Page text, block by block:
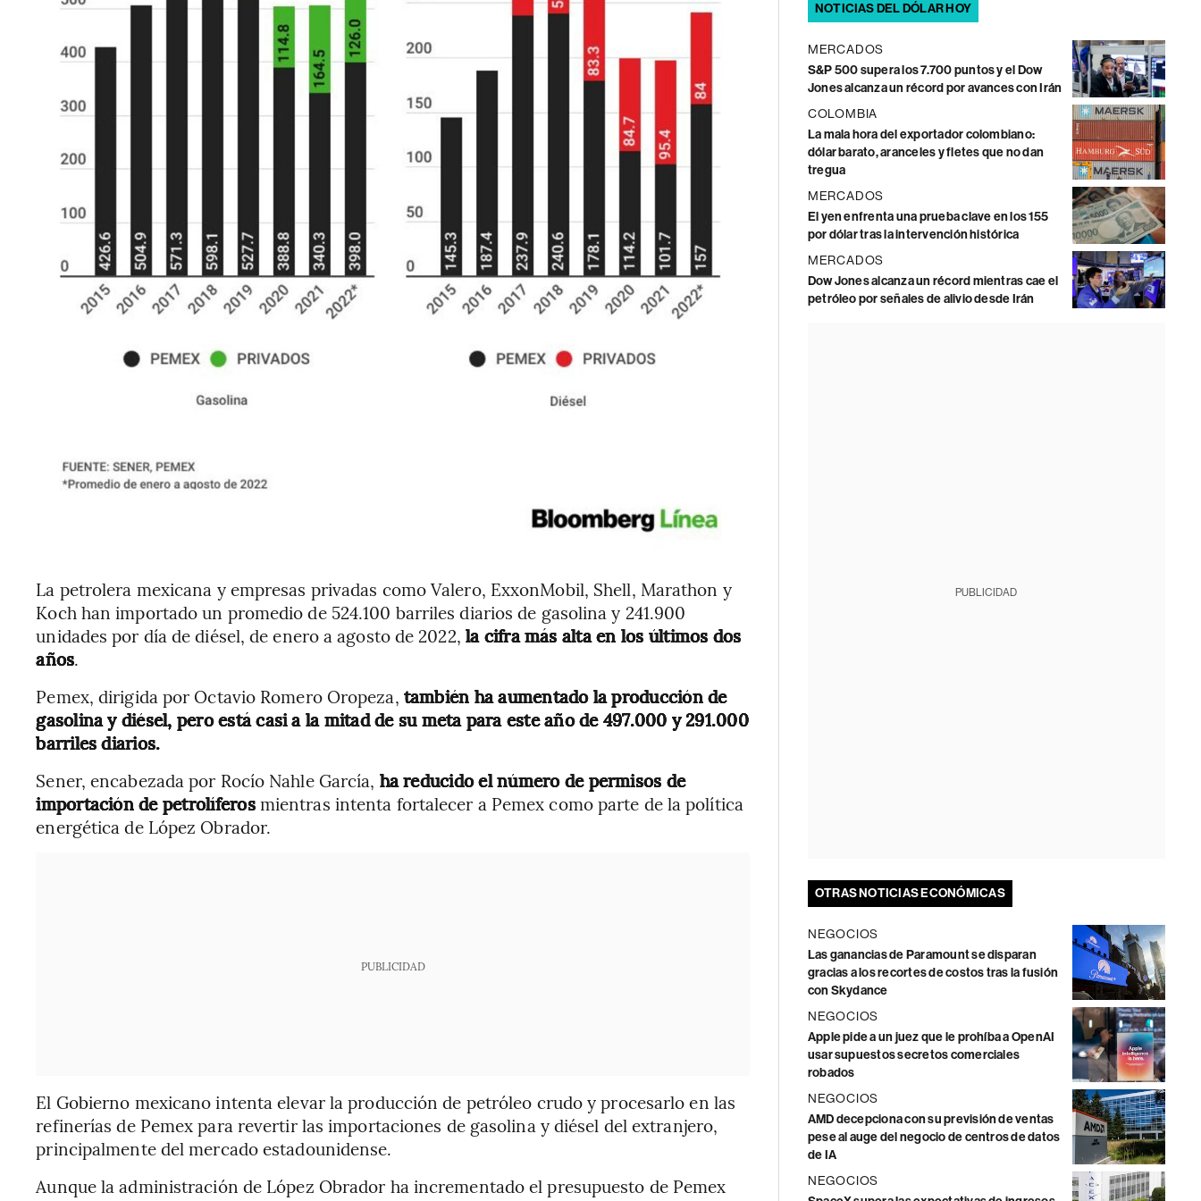
La petrolera mexicana y empresas privadas como Valero, ExxonMobil, Shell, Marathon y
Koch han importado un promedio de 524.100 barriles diarios de gasolina y 241.900
unidades por día de diésel, de enero a agosto de 2022, la cifra más alta en los últimos dos
años.
Pemex, dirigida por Octavio Romero Oropeza, también ha aumentado la producción de
gasolina y diésel, pero está casi a la mitad de su meta para este año de 497.000 y 291.000
barriles diarios.
Sener, encabezada por Rocío Nahle García, ha reducido el número de permisos de
importación de petrolíferosmientras intenta fortalecer a Pemex como parte de la política
energética de López Obrador.
PUBLICIDAD
El Gobierno mexicano intenta elevar la producción de petróleo crudo y procesarlo en las
refinerías de Pemex para revertir las importaciones de gasolina y diésel del extranjero,
principalmente del mercado estadounidense.
Aunque la administración de López Obrador ha incrementado el presupuesto de Pemex
NOTICIAS DEL DÓLAR HOY
MERCADOS
S&P 500 supera los 7.700 puntos y el Dow
Jones alcanza un récord por avances con Irán
COLOMBIA
La mala hora del exportador colombiano:
dólar barato, aranceles y fletes que no dan
tregua
MERCADOS
El yen enfrenta una prueba clave en los 155
por dólar tras la intervención histórica
MERCADOS
Dow Jones alcanza un récord mientras cae el
petróleo por señales de alivio desde Irán
PUBLICIDAD
OTRAS NOTICIAS ECONÓMICAS
NEGOCIOS
Las ganancias de Paramount se disparan
gracias a los recortes de costos tras la fusión
con Skydance
NEGOCIOS
Apple pide a un juez que le prohíba a OpenAI
usar supuestos secretos comerciales
robados
NEGOCIOS
AMD decepciona con su previsión de ventas
pese al auge del negocio de centros de datos
de IA
NEGOCIOS